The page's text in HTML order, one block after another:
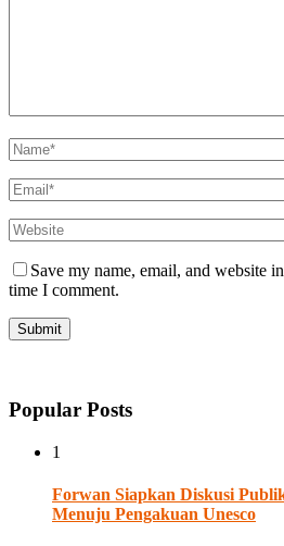
Save my name, email, and website
time I comment.
Popular Posts
1
Forwan Siapkan Diskusi
Menuju Pengakuan Unesco